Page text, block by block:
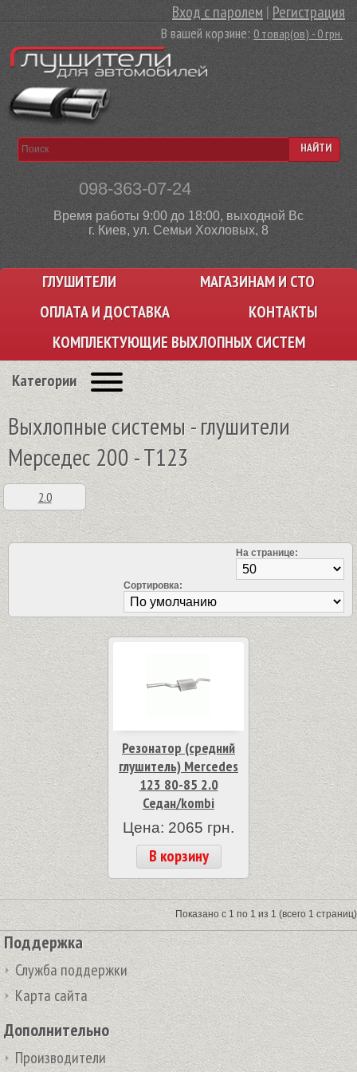
Вход с паролем |Регистрация
В вашей корзине:0 товар(ов) - 0 грн.
098-363-07-24
Время работы 9:00 до 18:00, выходной Вс
г. Киев, ул. Семьи Хохловых, 8
НАЙТИ
ГЛУШИТЕЛИ
МАГАЗИНАМ И СТО
ОПЛАТА И ДОСТАВКА
КОНТАКТЫ
КОМПЛЕКТУЮЩИЕ ВЫХЛОПНЫХ СИСТЕМ
Категории
Выхлопные системы - глушители
Мерседес 200 - T123
2.0
На странице:
Сортировка:
Резонатор (средний
глушитель) Mercedes
123 80-85 2.0
Седан/kombi
Цена: 2065 грн.
В корзину
Показано с 1 по 1 из 1 (всего 1 страниц)
Поддержка
Служба поддержки
Карта сайта
Дополнительно
Производители